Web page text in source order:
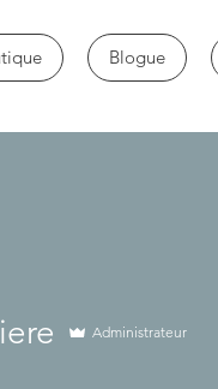
Blogue
Administrateur